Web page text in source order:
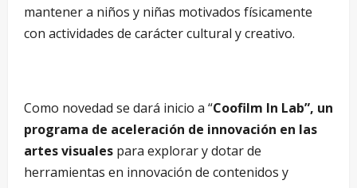
mantener a niños y niñas motivados físicamente
con actividades de carácter cultural y creativo.
Como novedad se dará inicio a “Coofilm In Lab”, un
programa de aceleración de innovación en las
artes visuales para explorar y dotar de
herramientas en innovación de contenidos y